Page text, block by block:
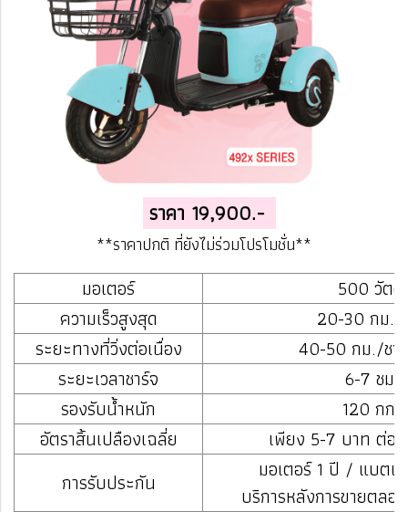
ราคา 19,900.-
**ราคาปกติ ที่ยังไม่ร่วมโปรโมชั่น**
มอเตอร์
500 วัตต์
ความเร็วสูงสุด
20-30 กม./
ระยะทางที่วิ่งต่อเนื่อง
40-50 กม./ชา
ระยะเวลาชาร์จ
6-7 ชม.
รองรับน้ำหนัก
120 กก.
อัตราสิ้นเปลืองเฉลี่ย
เพียง 5-7 บาท ต่อช
การรับประกัน
มอเตอร์ 1 ปี / แบตเ
บริการหลังการขายตลอ